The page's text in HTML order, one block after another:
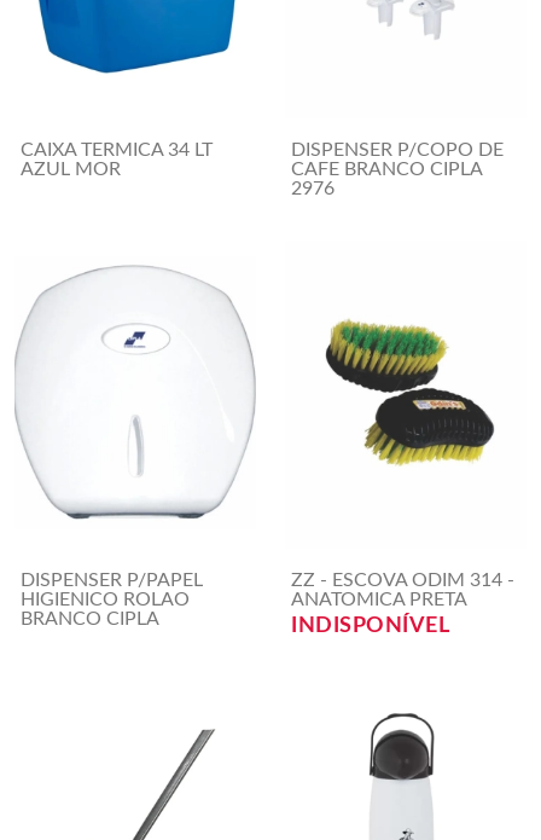
CAIXA TERMICA 34 LT
AZUL MOR
DISPENSER P/COPO DE
CAFE BRANCO CIPLA
2976
DISPENSER P/PAPEL
HIGIENICO ROLAO
BRANCO CIPLA
ZZ - ESCOVA ODIM 314 -
ANATOMICA PRETA
INDISPONÍVEL